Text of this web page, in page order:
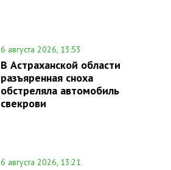
6 августа 2026, 13:53
В Астраханской области
разъяренная сноха
обстреляла автомобиль
свекрови
6 августа 2026, 13:21